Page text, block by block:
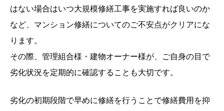
はない場合はいつ大規模修繕工事を実施すれば良いのか
など、マンション修繕についてのご不安点がクリアにな
ります。
その際、管理組合様・建物オーナー様が、ご自身の目で
劣化状況を定期的に確認することも大切です。
劣化の初期段階で早めに修繕を行うことで修繕費用を抑